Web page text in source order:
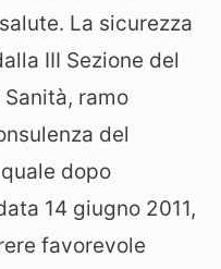
La sicurezza
III Sezione del
ramo
del
dopo
14 giugno 2011,
favorevole